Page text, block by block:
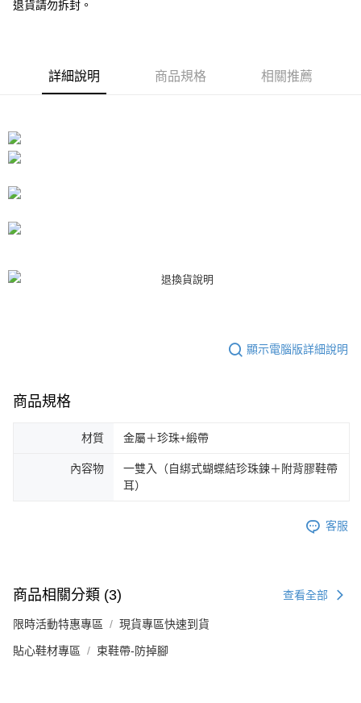
結帳頁面，進行簡訊認證並確認金額後，即可完成結帳。
購買商品的店家。未經商家同意取消之訂單仍視為有效，需透過AFTEE先享
後付繳納相關費用。
客戶支援中心」
【注意事項】
易，需依本服務之必要範圍內提供個人資料，並將交易相關給付款項請求債
https://aftee.tw/terms/#terms3
任。
恩沛科技股份有限公司將有權停止該用戶之使用額度並採取法律行動。
每筆NT$80，滿NT$3,000(含以上)免運費
海外宅配
退貨請勿拆封。
詳細說明 商品規格 相關推薦
顯示電腦版詳細說明
商品規格
材質 金屬＋珍珠+緞帶
內容物
一雙入（自綁式蝴蝶結珍珠鍊＋附背膠鞋帶
耳）
客服
商品相關分類 (3) 查看全部
限時活動特惠專區 現貨專區快速到貨
貼心鞋材專區 束鞋帶-防掉腳